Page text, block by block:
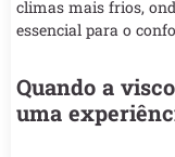
climas mais frios,
essencial para o
Quando a
uma